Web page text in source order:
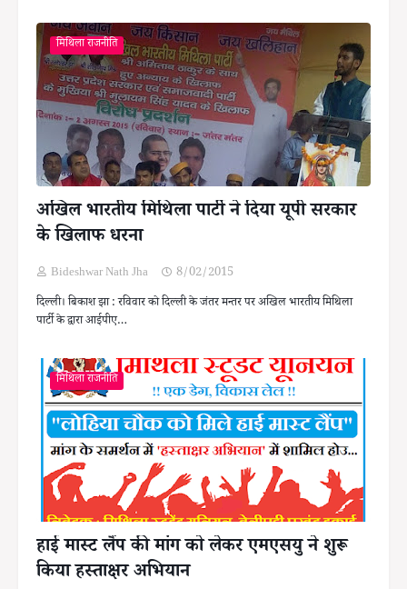
मिथिला राजनीति
अखिल भारतीय मिथिला पार्टी ने दिया यूपी सरकार
के खिलाफ धरना
Bideshwar Nath Jha
8/02/2015
दिल्ली। बिकाश झा : रविवार को दिल्ली के जंतर मन्तर पर अखिल भारतीय मिथिला
पार्टी के द्वारा आईपीए…
मिथिला राजनीति
हाई मास्ट लैंप की मांग को लेकर एमएसयु ने शुरू
किया हस्ताक्षर अभियान